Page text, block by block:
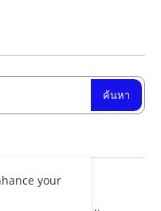
your